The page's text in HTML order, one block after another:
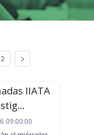
2
IIATA
09:00:00